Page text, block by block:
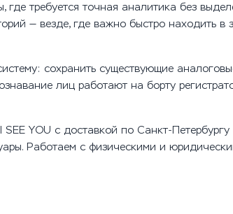
требуется точная аналитика без
— везде, где важно быстро находить в
сохранить существующие
лиц работают на борту
YOU с доставкой по Санкт-
Работаем с физическими и